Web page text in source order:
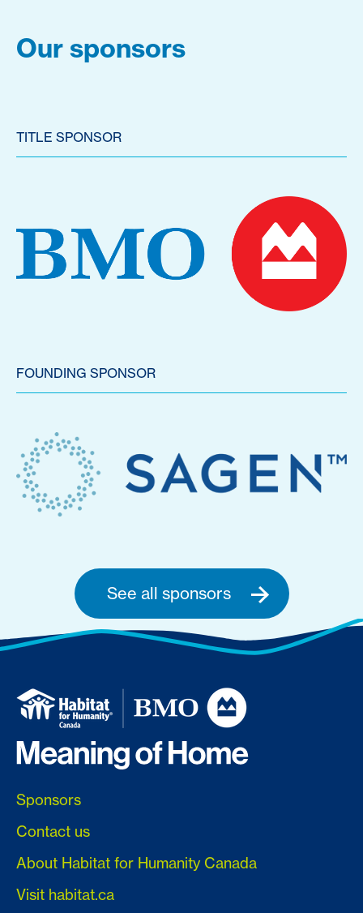
Our sponsors
TITLE SPONSOR
FOUNDING SPONSOR
See all sponsors
Sponsors
Contact us
About Habitat for Humanity Canada
Visit habitat.ca